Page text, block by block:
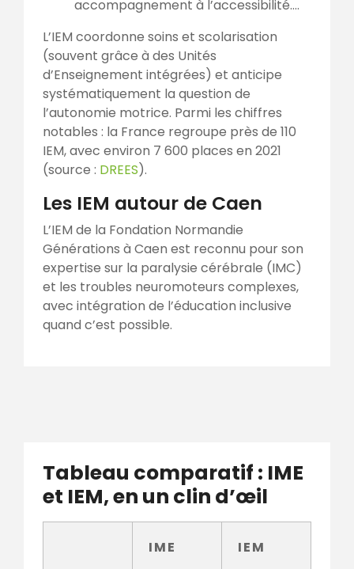
accompagnement à l’accessibilité….
L’IEM coordonne soins et scolarisation
(souvent grâce à des Unités
d’Enseignement intégrées) et anticipe
systématiquement la question de
l’autonomie motrice. Parmi les chiffres
notables : la France regroupe près de 110
IEM, avec environ 7 600 places en 2021
(source : DREES).
Les IEM autour de Caen
L’IEM de la Fondation Normandie
Générations à Caen est reconnu pour son
expertise sur la paralysie cérébrale (IMC)
et les troubles neuromoteurs complexes,
avec intégration de l’éducation inclusive
quand c’est possible.
Tableau comparatif : IME
et IEM, en un clin d’œil
IME IEM